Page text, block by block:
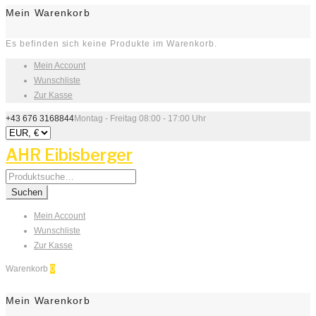
Mein Warenkorb
Es befinden sich keine Produkte im Warenkorb.
Mein Account
Wunschliste
Zur Kasse
+43 676 3168844Montag - Freitag 08:00 - 17:00 Uhr
AHR Eibisberger
Search
for:
Suchen
Mein Account
Wunschliste
Zur Kasse
Warenkorb 0
Mein Warenkorb